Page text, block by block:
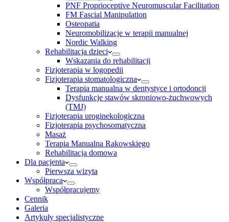
PNF Proprioceptive Neuromuscular Facilitation
FM Fascial Manipulation
Osteopatia
Neuromobilizacje w terapii manualnej
Nordic Walking
Rehabilitacja dzieci
Wskazania do rehabilitacji
Fizjoterapia w logopedii
Fizjoterapia stomatologiczna
Terapia manualna w dentystyce i ortodoncji
Dysfunkcje stawów skroniowo-żuchwowych
(TMJ)
Fizjoterapia uroginekologiczna
Fizjoterapia psychosomatyczna
Masaż
Terapia Manualna Rakowskiego
Rehabilitacja domowa
Dla pacjenta
Pierwsza wizyta
Współpraca
Współpracujemy
Cennik
Galeria
Artykuły specjalistyczne